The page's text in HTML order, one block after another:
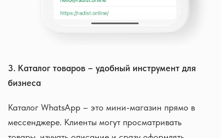
3. Каталог товаров – удобный инструмент для
бизнеса
Каталог WhatsApp – это мини-магазин прямо в
мессенджере. Клиенты могут просматривать